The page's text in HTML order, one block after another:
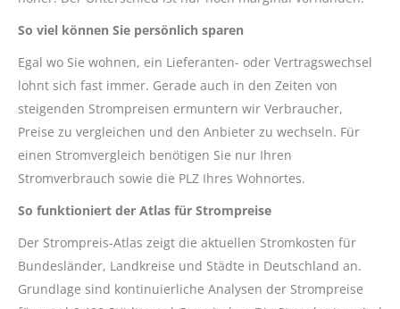
So viel können Sie persönlich sparen
Egal wo Sie wohnen, ein Lieferanten- oder Vertragswechsel
lohnt sich fast immer. Gerade auch in den Zeiten von
steigenden Strompreisen ermuntern wir Verbraucher,
Preise zu vergleichen und den Anbieter zu wechseln. Für
einen Stromvergleich benötigen Sie nur Ihren
Stromverbrauch sowie die PLZ Ihres Wohnortes.
So funktioniert der Atlas für Strompreise
Der Strompreis-Atlas zeigt die aktuellen Stromkosten für
Bundesländer, Landkreise und Städte in Deutschland an.
Grundlage sind kontinuierliche Analysen der Strompreise